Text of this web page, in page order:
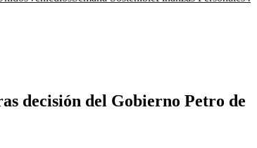
decisión del Gobierno Petro de